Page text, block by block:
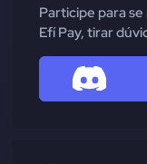
Participe para
Efí Pay, tirar